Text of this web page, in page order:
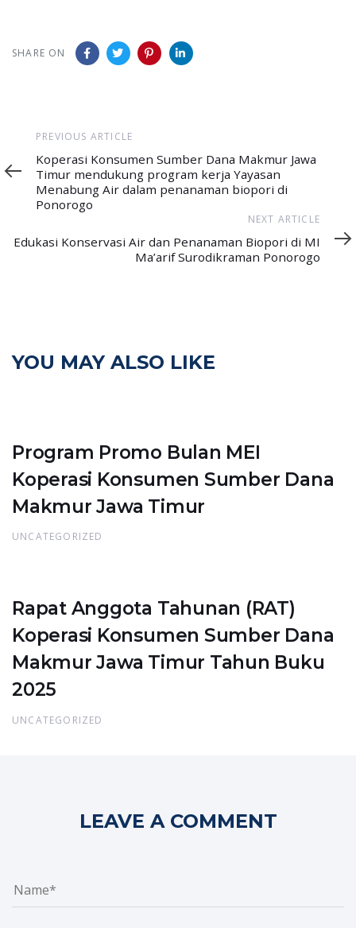
SHARE ON
Previous
Article
PREVIOUS ARTICLE
Koperasi Konsumen Sumber Dana Makmur Jawa
Timur mendukung program kerja Yayasan
Menabung Air dalam penanaman biopori di
Ponorogo
Article
NEXT ARTICLE
Edukasi Konservasi Air dan Penanaman Biopori di MI
Ma’arif Surodikraman Ponorogo
YOU MAY ALSO LIKE
Program Promo Bulan MEI
Koperasi Konsumen Sumber Dana
Makmur Jawa Timur
UNCATEGORIZED
Rapat Anggota Tahunan (RAT)
Koperasi Konsumen Sumber Dana
Makmur Jawa Timur Tahun Buku
2025
UNCATEGORIZED
LEAVE A COMMENT